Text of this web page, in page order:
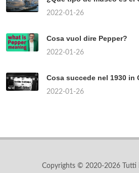
2022-01-26
Cosa vuol dire Pepper?
2022-01-26
Cosa succede nel 1930 in
2022-01-26
Copyrights © 2020-2026 Tutti